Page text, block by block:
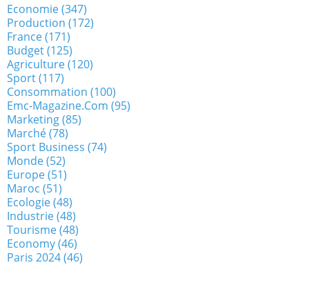
Economie(347)
Production (172)
France(171)
Budget(125)
Agriculture(120)
Sport(117)
Consommation (100)
Emc-Magazine.com (95)
Marketing(85)
Marché(78)
Sport Business (74)
Monde(52)
Europe(51)
Maroc (51)
Ecologie(48)
Industrie(48)
Tourisme(48)
Economy(46)
Paris 2024(46)